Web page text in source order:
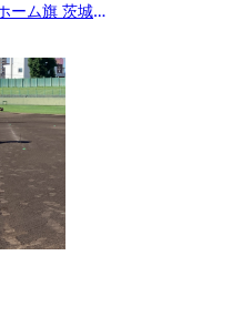
ーム旗 茨城中